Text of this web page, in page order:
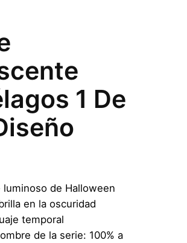
1 De
de Halloween
en la oscuridad
temporal
de la serie: 100% a